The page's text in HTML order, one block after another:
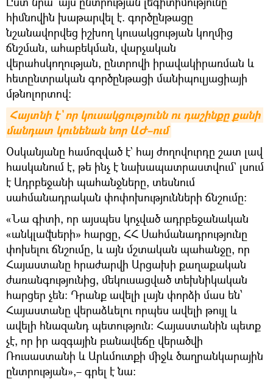
հիմնովին խաթարվել է. գործընթացը
նշանավորվեց իշխող կուսակցության կողմից
ճնշման, ահաբեկման, վարչական
վերահսկողության, ընտրովի իրավակիրառման և
հետընտրական գործընթացի մանիպուլյացիայի
մթնոլորտով։
Հայտնի է` որ կուսակցությունն ու դաշինքը քանի
մանդատ կունենան նոր ԱԺ–ում
Օսկանյանը համոզված է` հայ ժողովուրդը շատ լավ
հասկանում է, թե ինչ է նախապատրաստվում` լսում
է Ադրբեջանի պահանջները, տեսնում
սահմանադրական փոփոխությունների ճնշումը։
«Նա գիտի, որ այսպես կոչված ադրբեջանական
«անկլավների» հարցը, ՀՀ Սահմանադրությունը
փոխելու ճնշումը, և այն մշտական պահանջը, որ
Հայաստանը հրաժարվի Արցախի քաղաքական
ժառանգությունից, մեկուսացված տեխնիկական
հարցեր չեն։ Դրանք ավելի լայն փորձի մաս են՝
Հայաստանը վերաձևելու որպես ավելի թույլ և
ավելի հնազանդ պետություն։ Հայաստանին պետք
չէ, որ իր ազգային բանավեճը վերածվի
Ռուսաստանի և Արևմուտքի միջև ծաղրանկարային
ընտրության»,– գրել է նա։